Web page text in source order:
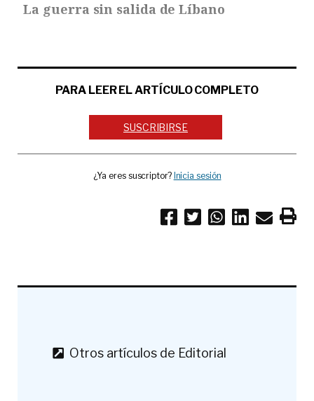
La guerra sin salida de Líbano
PARA LEER EL ARTÍCULO COMPLETO
SUSCRIBIRSE
¿Ya eres suscriptor? Inicia sesión
Otros artículos de Editorial